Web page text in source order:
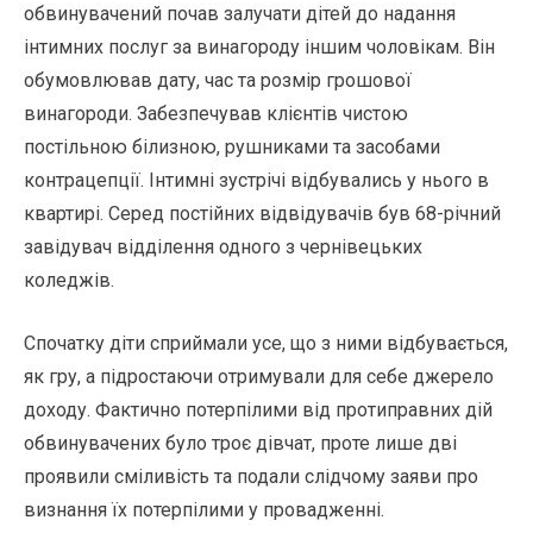
обвинувачений почав залучати дітей до надання
інтимних послуг за винагороду іншим чоловікам. Він
обумовлював дату, час та розмір грошової
винагороди. Забезпечував клієнтів чистою
постільною білизною, рушниками та засобами
контрацепції. Інтимні зустрічі відбувались у нього в
квартирі. Серед постійних відвідувачів був 68-річний
завідувач відділення одного з чернівецьких
коледжів.
Спочатку діти сприймали усе, що з ними відбувається,
як гру, а підростаючи отримували для себе джерело
доходу. Фактично потерпілими від протиправних дій
обвинувачених було троє дівчат, проте лише дві
проявили сміливість та подали слідчому заяви про
визнання їх потерпілими у провадженні.